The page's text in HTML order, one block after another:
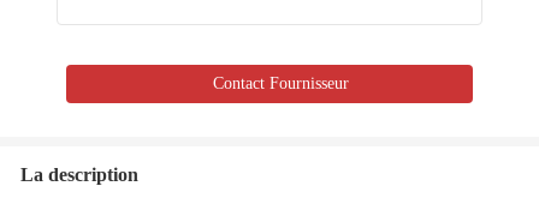
Contact Fournisseur
La description